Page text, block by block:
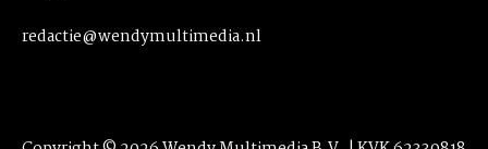
redactie@wendymultimedia.nl